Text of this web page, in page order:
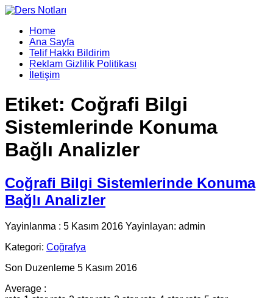
Home
Ana Sayfa
Telif Hakkı Bildirim
Reklam Gizlilik Politikası
İletişim
Etiket: Coğrafi Bilgi
Sistemlerinde Konuma
Bağlı Analizler
Coğrafi Bilgi Sistemlerinde Konuma
Bağlı Analizler
Yayinlanma : 5 Kasım 2016 Yayinlayan: admin
Kategori: Coğrafya
Son Duzenleme 5 Kasım 2016
Average :